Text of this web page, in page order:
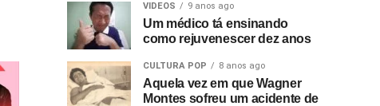
VIDEOS 9 anos ago
Um médico tá ensinando
como rejuvenescer dez anos
CULTURA POP 8 anos ago
Aquela vez em que Wagner
Montes sofreu um acidente de